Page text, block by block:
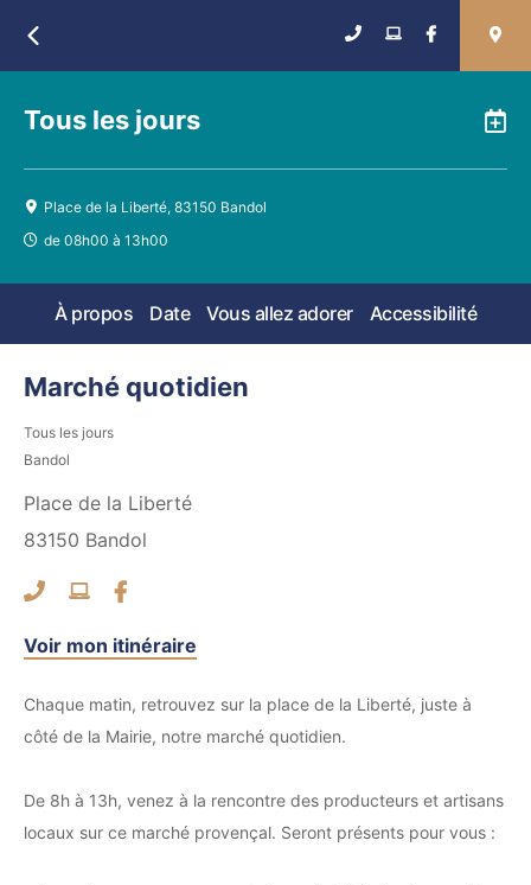
Tous les jours
Place de la Liberté, 83150 Bandol
de 08h00 à 13h00
À propos Date Vous allez adorer Accessibilité
Marché quotidien
Tous les jours
Bandol
Place de la Liberté
83150 Bandol
Voir mon itinéraire
Chaque matin, retrouvez sur la place de la Liberté, juste à
côté de la Mairie, notre marché quotidien.
De 8h à 13h, venez à la rencontre des producteurs et artisans
locaux sur ce marché provençal. Seront présents pour vous :